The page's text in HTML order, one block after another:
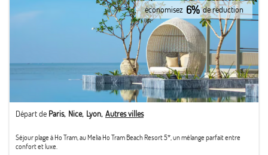
économisez 6% de réduction
Départ de Paris Nice Lyon Autres villes
Séjour plage à Ho Tram, au Melia Ho Tram Beach Resort 5*, un mélange parfait entre
confort et luxe.